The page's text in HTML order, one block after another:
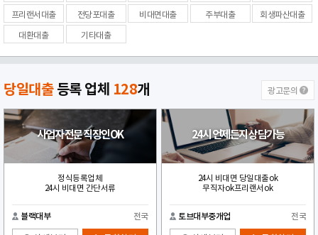
프리랜서대출 전당포대출 비대면대출 주부대출 회생파산대출
대환대출 기타대출
당일대출등록 업체 128개 광고문의
사업자 전문 직장인OK
정식등록업체
24시 비대면 간단서류
블랙대부 전국
24시 언제든지 상담가능
24시 비대면 당일대출ok
무직자ok프리랜서ok
토브대부중개업 전국